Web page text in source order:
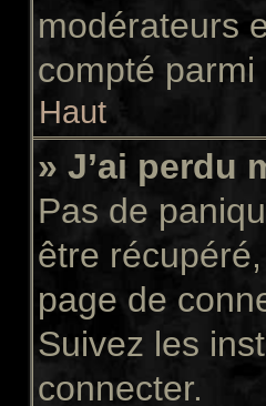
modérateurs
compté
Haut
» J’ai perdu
Pas de
être
page de
Suivez les
connecter.